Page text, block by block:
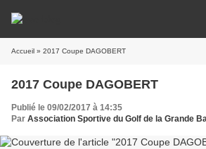
Accueil » 2017 Coupe DAGOBERT
2017 Coupe DAGOBERT
Publié le 09/02/2017 à 14:35
Par Association Sportive du Golf de la Grande